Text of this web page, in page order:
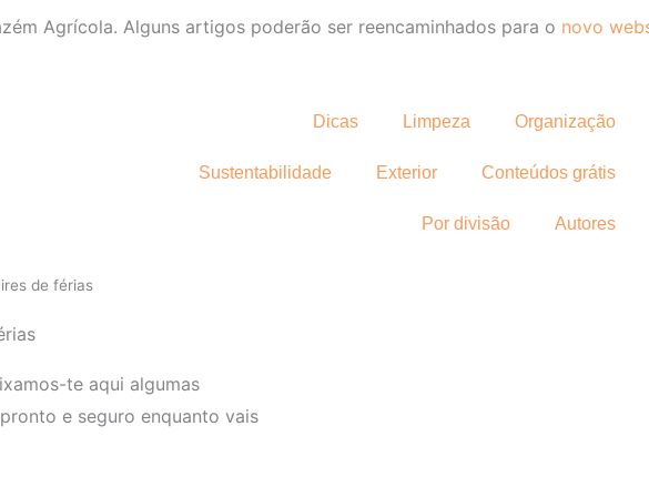
Agrícola. Alguns artigos poderão ser reencaminhados para o novo
Dicas Limpeza Organização
Sustentabilidade Exterior Conteúdos grátis
Por divisão Autores
de férias
te aqui algumas
e seguro enquanto vais